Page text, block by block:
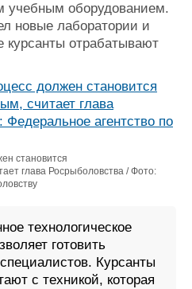
учебным оборудованием.
новые лаборатории и
курсанты отрабатывают
становится
глава Росрыболовства / Фото:
технологическое
готовить
Курсанты
с техникой, которая